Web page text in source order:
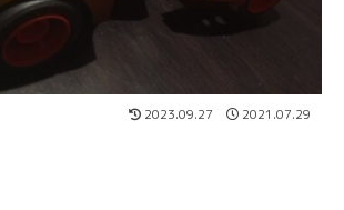
2023.09.27 2021.07.29